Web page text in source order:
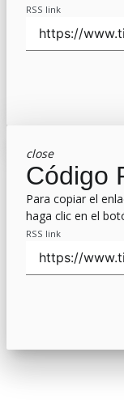
RSS link
close
Código
Para copiar el
haga clic en el
RSS link